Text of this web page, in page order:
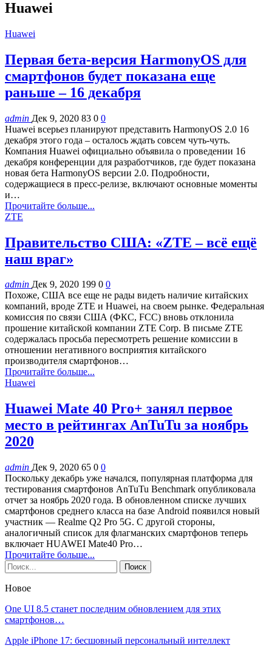
Huawei
Huawei
Первая бета-версия HarmonyOS для
смартфонов будет показана еще
раньше – 16 декабря
admin Дек 9, 2020 83 0 0
Huawei всерьез планируют представить HarmonyOS 2.0 16
декабря этого года – осталось ждать совсем чуть-чуть.
Компания Huawei официально объявила о проведении 16
декабря конференции для разработчиков, где будет показана
новая бета HarmonyOS версии 2.0. Подробности,
содержащиеся в пресс-релизе, включают основные моменты
и…
Прочитайте больше...
ZTE
Правительство США: «ZTE – всё ещё
наш враг»
admin Дек 9, 2020 199 0 0
Похоже, США все еще не рады видеть наличие китайских
компаний, вроде ZTE и Huawei, на своем рынке. Федеральная
комиссия по связи США (ФКС, FCC) вновь отклонила
прошение китайской компании ZTE Corp. В письме ZTE
содержалась просьба пересмотреть решение комиссии в
отношении негативного восприятия китайского
производителя смартфонов…
Прочитайте больше...
Huawei
Huawei Mate 40 Pro+ занял первое
место в рейтингах AnTuTu за ноябрь
2020
admin Дек 9, 2020 65 0 0
Поскольку декабрь уже начался, популярная платформа для
тестирования смартфонов AnTuTu Benchmark опубликовала
отчет за ноябрь 2020 года. В обновленном списке лучших
смартфонов среднего класса на базе Android появился новый
участник — Realme Q2 Pro 5G. С другой стороны,
аналогичный список для флагманских смартфонов теперь
включает HUAWEI Mate40 Pro…
Прочитайте больше...
Новое
One UI 8.5 станет последним обновлением для этих
смартфонов…
Apple iPhone 17: бесшовный персональный интеллект